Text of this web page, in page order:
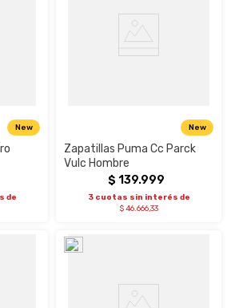
New
de
New
Zapatillas Puma Cc Parck
Vulc Hombre
$ 139.999
3 cuotas sin interés de
$ 46.666,33